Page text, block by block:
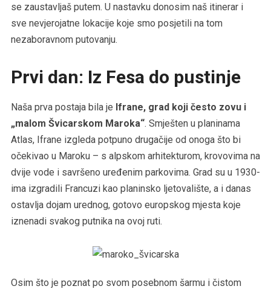
se zaustavljaš putem. U nastavku donosim naš itinerar i
sve nevjerojatne lokacije koje smo posjetili na tom
nezaboravnom putovanju.
Prvi dan: Iz Fesa do pustinje
Naša prva postaja bila je Ifrane, grad koji često zovu i
„malom Švicarskom Maroka“. Smješten u planinama
Atlas, Ifrane izgleda potpuno drugačije od onoga što bi
očekivao u Maroku – s alpskom arhitekturom, krovovima na
dvije vode i savršeno uređenim parkovima. Grad su u 1930-
ima izgradili Francuzi kao planinsko ljetovalište, a i danas
ostavlja dojam urednog, gotovo europskog mjesta koje
iznenadi svakog putnika na ovoj ruti.
Osim što je poznat po svom posebnom šarmu i čistom